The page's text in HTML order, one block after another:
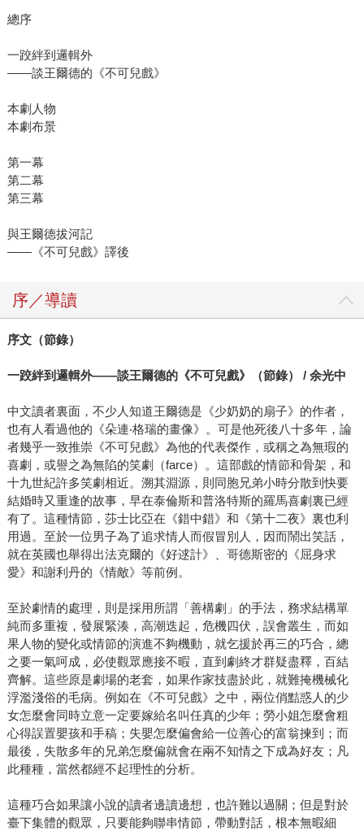
總序
一跤絆到邏輯外
——談王爾德的《不可兒戲》
本劇人物
本劇布景
第一幕
第二幕
第三幕
與王爾德拔河記
——《不可兒戲》譯後
序／導讀
序文（節錄）
一跤絆到邏輯外——談王爾德的《不可兒戲》（節錄） / 余光中
中文讀者裏面，不少人知道王爾德是《少奶奶的扇子》的作者，
也有人看過他的《朵連‧格瑞的畫像》。可是他死後八十多年，論
者幾乎一致推崇《不可兒戲》為他的代表傑作，或稱之為無瑕的
喜劇，或譽之為無陷的笑劇（farce）。這部戲的情節和骨架，和
十九世紀許多笑劇相近。溯其淵源，則同胞兄弟小時分散到快要
結婚時又重逢的故事，早在泰倫斯和普洛特斯的羅馬喜劇裏已經
有了。這種情節，莎士比亞在《錯中錯》和《第十二夜》裏也利
用過。至於一位男子為了追求情人而假冒別人，因而鬧出笑話，
就在英國也舉得出法克爾的《好逑計》、哥德斯密的《屈身求
愛》和謝利丹的《情敵》等前例。
至於劇情的處理，則是採用所謂「善構劇」的手法，務求結構單
純而多重複，發展緊湊，高潮迭起，危機四伏，誤會叢生，而如
果人物的變化或情節的演進不夠機動，就乞援於再三的巧合，總
之要一氣呵成，必使觀眾應接不暇，直到劇終才群疑盡釋，百結
齊解。這些原是劇場的老套，如果作家技盡於此，就難掩機械化
浮濫淺俗的毛病。例如在《不可兒戲》之中，兩位俏黠惑人的少
女怎麼會同時立意一定要嫁給名叫任真的少年；勞小姐怎麼會粗
心得誤置嬰孩和手稿；失嬰怎麼偏會給一位善心的富翁揀到；而
最後，失散多年的兄弟怎麼偏就會在兩不知情之下成為好友；凡
此種種，當然都經不起理性的分析。
這種巧合如果讓小說的讀者邊讀邊想，也許難以過關；但是對於
臺下集體的觀眾，只要能夠聯串情節，帶動對話，根本無暇細